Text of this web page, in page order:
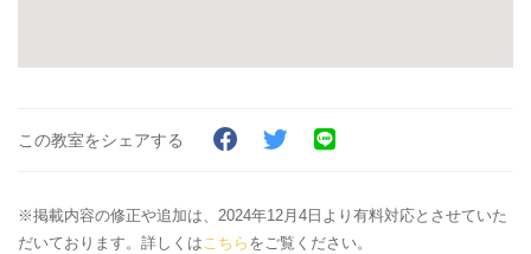
この教室をシェアする
※掲載内容の修正や追加は、2024年12月4日より有料対応とさせていた
だいております。詳しくはこちら をご覧ください。